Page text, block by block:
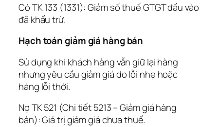
Có TK 133 (1331): Giảm số thuế GTGT đầu vào
đã khấu trừ.
Hạch toán giảm giá hàng bán
Sử dụng khi khách hàng vẫn giữ lại hàng
nhưng yêu cầu giảm giá do lỗi nhẹ hoặc
hàng lỗi thời.
Nợ TK 521 (Chi tiết 5213 – Giảm giá hàng
bán): Giá trị giảm giá chưa thuế.